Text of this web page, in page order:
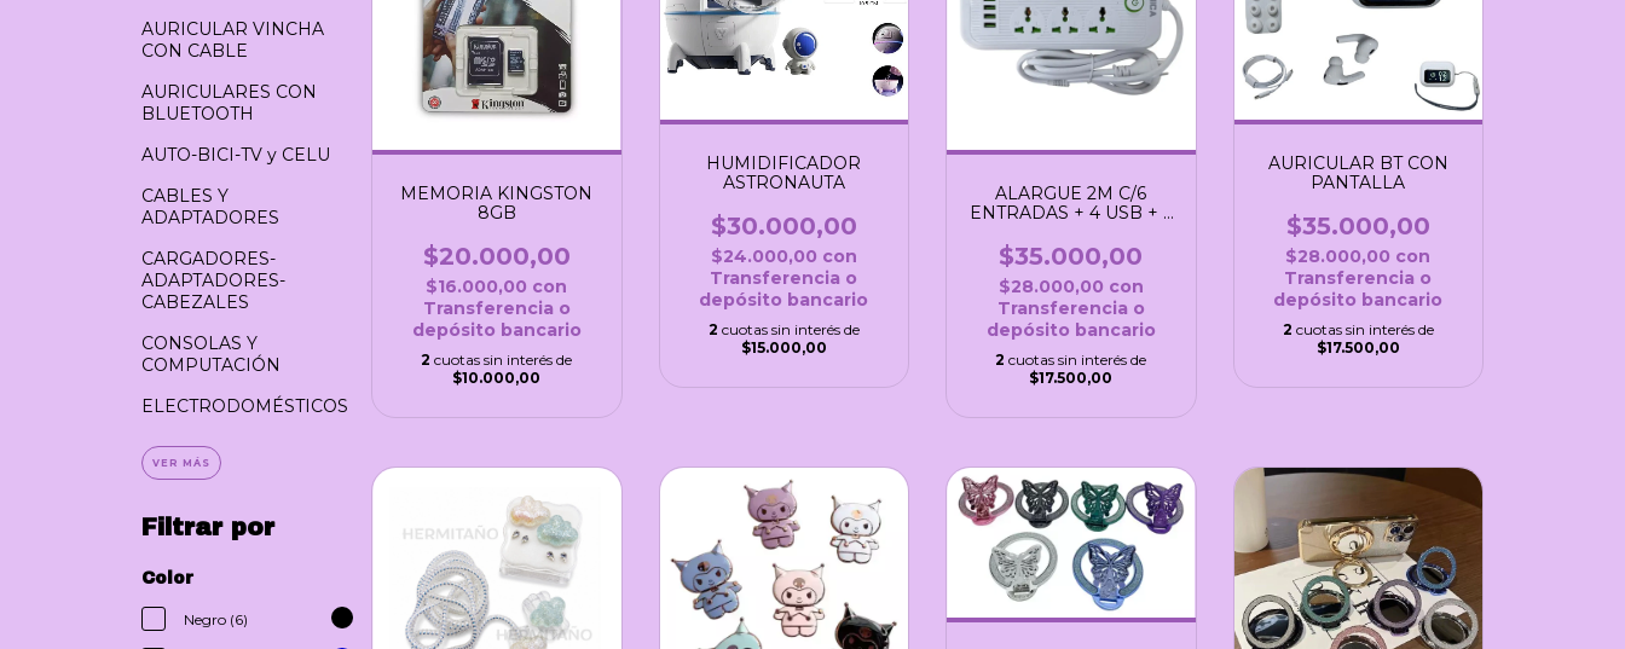
AURICULAR VINCHA
CON CABLE
AURICULARES CON
BLUETOOTH
AUTO-BICI-TV y CELU
CABLES Y
ADAPTADORES
CARGADORES-
ADAPTADORES-
CABEZALES
CONSOLAS Y
COMPUTACIÓN
ELECTRODOMÉSTICOS
VER MÁS
Filtrar por
Color
Negro (6)
MEMORIA KINGSTON
8GB
$20.000,00
$16.000,00 con
Transferencia o
depósito bancario
2 cuotas sin interés de
$10.000,00
HUMIDIFICADOR
ASTRONAUTA
$30.000,00
$24.000,00 con
Transferencia o
depósito bancario
2 cuotas sin interés de
$15.000,00
ALARGUE 2M C/6
ENTRADAS + 4 USB + 2
$35.000,00
$28.000,00 con
Transferencia o
depósito bancario
2 cuotas sin interés de
$17.500,00
AURICULAR BT CON
PANTALLA
$35.000,00
$28.000,00 con
Transferencia o
depósito bancario
2 cuotas sin interés de
$17.500,00